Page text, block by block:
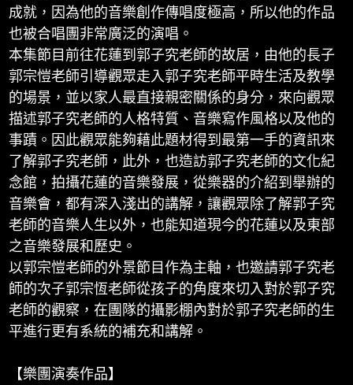
成就，因為他的音樂創作傳唱度極高，所以他的作品
也被合唱團非常廣泛的演唱。
本集節目前往花蓮到郭子究老師的故居，由他的長子
郭宗愷老師引導觀眾走入郭子究老師平時生活及教學
的場景，並以家人最直接親密關係的身分，來向觀眾
描述郭子究老師的人格特質、音樂寫作風格以及他的
事蹟。因此觀眾能夠藉此題材得到最第一手的資訊來
了解郭子究老師，此外，也造訪郭子究老師的文化紀
念館，拍攝花蓮的音樂發展，從樂器的介紹到舉辦的
音樂會，都有深入淺出的講解，讓觀眾除了解郭子究
老師的音樂人生以外，也能知道現今的花蓮以及東部
之音樂發展和歷史。
以郭宗愷老師的外景節目作為主軸，也邀請郭子究老
師的次子郭宗恆老師從孩子的角度來切入對於郭子究
老師的觀察，在團隊的攝影棚內對於郭子究老師的生
平進行更有系統的補充和講解。
【樂團演奏作品】